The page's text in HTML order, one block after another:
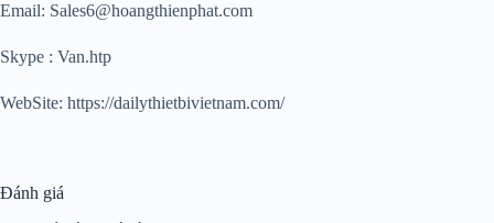
Email: Sales6@hoangthienphat.com
Skype : Van.htp
WebSite: https://dailythietbivietnam.com/
Đánh giá